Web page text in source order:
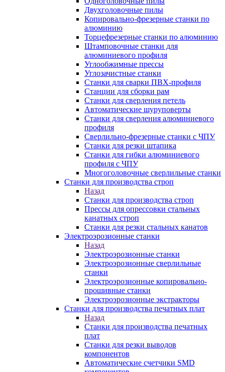
Двухголовочные пилы
Копировально-фрезерные станки по
алюминию
Торцефрезерные станки по алюминию
Штамповочные станки для
алюминиевого профиля
Углообжимные прессы
Углозачистные станки
Станки для сварки ПВХ-профиля
Станции для сборки рам
Станки для сверления петель
Автоматические шуруповерты
Станки для сверления алюминиевого
профиля
Сверлильно-фрезерные станки с ЧПУ
Станки для резки штапика
Станки для гибки алюминиевого
профиля с ЧПУ
Многоголовочные сверлильные станки
Станки для производства строп
Назад
Станки для производства строп
Прессы для опрессовки стальных
канатных строп
Станки для резки стальных канатов
Электроэрозионные станки
Назад
Электроэрозионные станки
Электроэрозионные сверлильные
станки
Электроэрозионные копировально-
прошивные станки
Электроэрозионные экстракторы
Станки для производства печатных плат
Назад
Станки для производства печатных
плат
Станки для резки выводов
компонентов
Автоматические счетчики SMD